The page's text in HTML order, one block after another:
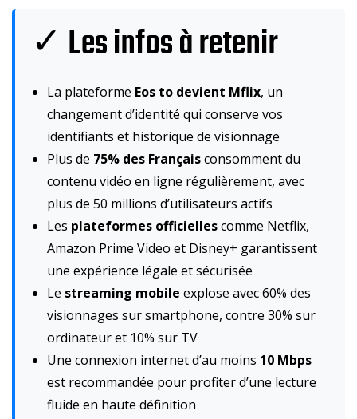
✓ Les infos à retenir
La plateforme Eos to devient Mflix, un
changement d’identité qui conserve vos
identifiants et historique de visionnage
Plus de 75% des Françaisconsomment du
contenu vidéo en ligne régulièrement, avec
plus de 50 millions d’utilisateurs actifs
Les plateformes officiellescomme Netflix,
Amazon Prime Video et Disney+ garantissent
une expérience légale et sécurisée
Le streaming mobile explose avec 60% des
visionnages sur smartphone, contre 30% sur
ordinateur et 10% sur TV
Une connexion internet d’au moins 10 Mbps
est recommandée pour profiter d’une lecture
fluide en haute définition